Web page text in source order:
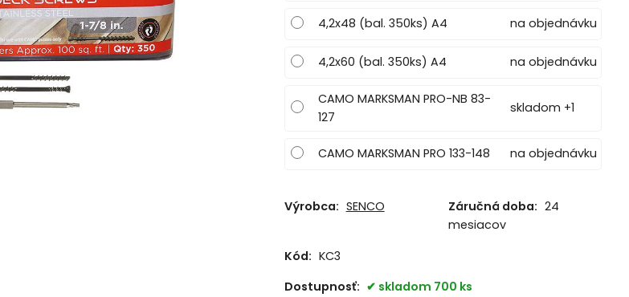
4,2x48 (bal. 350ks) A4 na objednávku
4,2x60 (bal. 350ks) A4 na objednávku
CAMO MARKSMAN PRO-NB 83-
127
skladom +1
CAMO MARKSMAN PRO 133-148 na objednávku
Výrobca: SENCO Záručná doba: 24
mesiacov
Kód: KC3
Dostupnosť:
skladom 700 ks